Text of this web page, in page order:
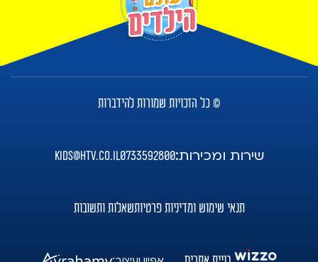
© כל הזכויות שמורות להידברות
שירות ומכירות:0733592800
kids@htv.co.il
תנאי שימוש ומדיניות פרטיותשאלות ותשובות